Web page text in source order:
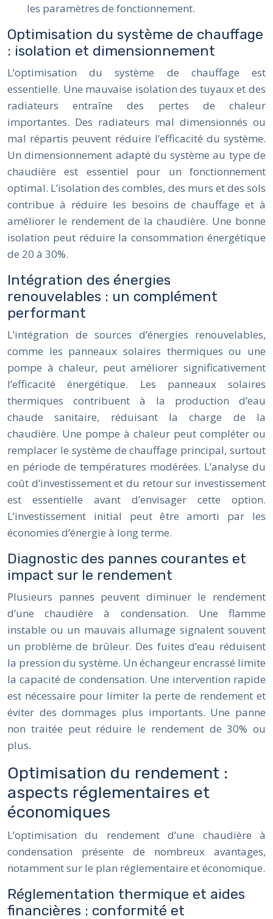
les paramètres de fonctionnement.
Optimisation du système de chauffage
: isolation et dimensionnement
L’optimisation du système de chauffage est
essentielle. Une mauvaise isolation des tuyaux et des
radiateurs entraîne des pertes de chaleur
importantes. Des radiateurs mal dimensionnés ou
mal répartis peuvent réduire l’efficacité du système.
Un dimensionnement adapté du système au type de
chaudière est essentiel pour un fonctionnement
optimal. L’isolation des combles, des murs et des sols
contribue à réduire les besoins de chauffage et à
améliorer le rendement de la chaudière. Une bonne
isolation peut réduire la consommation énergétique
de 20 à 30%.
Intégration des énergies
renouvelables : un complément
performant
L’intégration de sources d’énergies renouvelables,
comme les panneaux solaires thermiques ou une
pompe à chaleur, peut améliorer significativement
l’efficacité énergétique. Les panneaux solaires
thermiques contribuent à la production d’eau
chaude sanitaire, réduisant la charge de la
chaudière. Une pompe à chaleur peut compléter ou
remplacer le système de chauffage principal, surtout
en période de températures modérées. L’analyse du
coût d’investissement et du retour sur investissement
est essentielle avant d’envisager cette option.
L’investissement initial peut être amorti par les
économies d’énergie à long terme.
Diagnostic des pannes courantes et
impact sur le rendement
Plusieurs pannes peuvent diminuer le rendement
d’une chaudière à condensation. Une flamme
instable ou un mauvais allumage signalent souvent
un problème de brûleur. Des fuites d’eau réduisent
la pression du système. Un échangeur encrassé limite
la capacité de condensation. Une intervention rapide
est nécessaire pour limiter la perte de rendement et
éviter des dommages plus importants. Une panne
non traitée peut réduire le rendement de 30% ou
plus.
Optimisation du rendement :
aspects réglementaires et
économiques
L’optimisation du rendement d’une chaudière à
condensation présente de nombreux avantages,
notamment sur le plan réglementaire et économique.
Réglementation thermique et aides
financières : conformité et